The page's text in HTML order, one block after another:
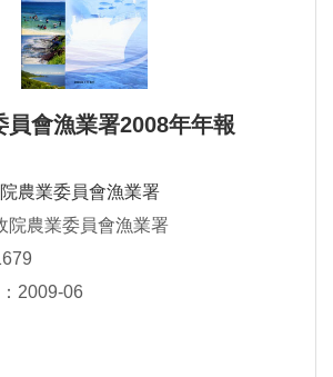
員會漁業署2008年年報
農業委員會漁業署
院農業委員會漁業署
2009-06